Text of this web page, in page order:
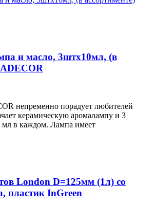
и масло, 3штx10мл, (в
непременно порадует любителей
керамическую аромалампу и 3
мл в каждом. Лампа имеет
London D=125мм (1л) со
пластик InGreen